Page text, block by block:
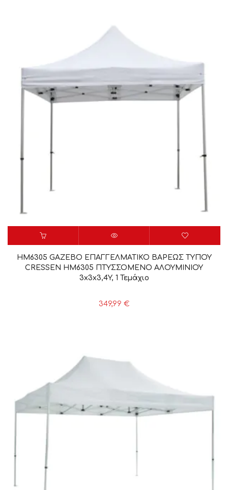
HM6305 GAZEBO ΕΠΑΓΓΕΛΜΑΤΙΚΟ ΒΑΡΕΩΣ ΤΥΠΟΥ
CRESSEN HM6305 ΠΤΥΣΣΟΜΕΝΟ ΑΛΟΥΜΙΝΙΟΥ
3x3x3,4Y, 1 Τεμάχιο
349,99 €